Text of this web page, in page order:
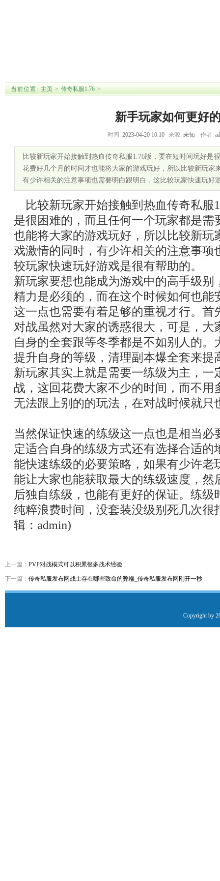
【 传奇私服发布网战士存在哪些致命
当前位置: 主页 > 传奇私服1.76 >
新手玩家如何更好
时间: 2023-04-20 10:10 来源: 未知 作者:
比较新玩家开始接触到热血传奇私服1.76版，要在短时间玩好是
花费好几个月的时间才也能将大家的游戏玩好，所以比较新玩家
有少许相关的注意事项也需要明白跟明白，这比较玩家快速玩好
比较新玩家开始接触到热血传奇私服
是很困难的，而且任何一个玩家都是需
也能将大家的游戏玩好，所以比较新玩
戏激情的同时，有少许相关的注意事项
较玩家快速玩好游戏是很有帮助的。
新玩家要想也能成为游戏中的高手级别
精力是必须的，而在这个时候如何也能
这一点也需要有着足够的重视才行。首
对战虽然对大家的诱惑很大，可是，大
自身的全套跟等冬季都是不如别人的。
提升自身的等级，清理副本爆全套来提
新玩家其实上就是需要一练级为主，一
战，这回花费大家不少的时间，而不用
无法跟上别的的玩法，在对战时候就只
当然保证快速的练级这一点也是相当必
定适合自身的练级方式还有选择合适的
能快速练级的必要策略，如果有少许老
能让大家也能获取最大的练级速度，然
后独自练级，也能有更好的保证。练级
纯粹浪费时间，没套装没级别死几次很
辑：admin)
上一篇： PVP对战模式可以积累很多战术经验
下一篇： 传奇私服发布网战士存在哪些致命的弊端_传奇私服发布网刚开一秒
Copyright by